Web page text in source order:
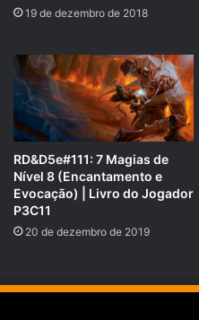
19 de dezembro de 2018
RD&D5e#111: 7 Magias de
Nível 8 (Encantamento e
Evocação) | Livro do Jogador
P3C11
20 de dezembro de 2019